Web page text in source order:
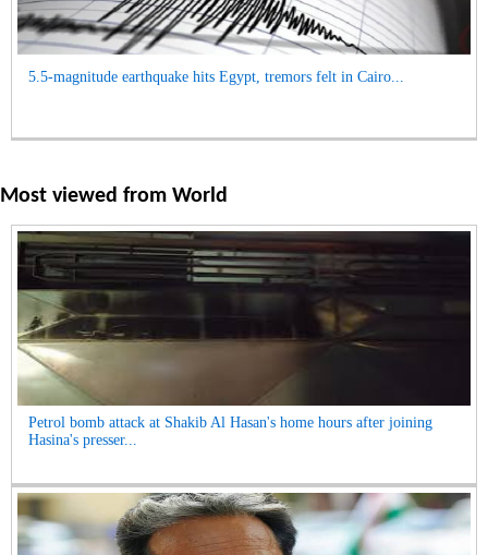
5.5-magnitude earthquake hits Egypt, tremors felt in Cairo...
Most viewed from World
Petrol bomb attack at Shakib Al Hasan's home hours after joining
Hasina's presser...